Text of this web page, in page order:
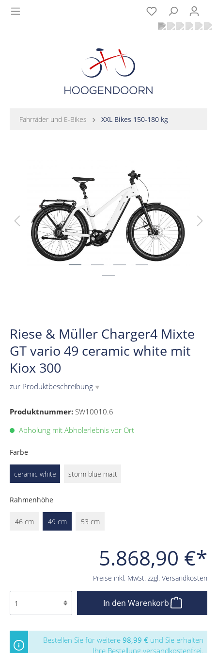
Fahrräder und E-Bikes XXL Bikes 150-180 kg
Riese & Müller Charger4 Mixte
GT vario 49 ceramic white mit
Kiox 300
zur Produktbeschreibung ▼
Produktnummer: SW10010.6
5.868,90 €*
Preise inkl. MwSt. zzgl. Versandkosten
Abholung mit Abholerlebnis vor Ort
Farbe
ceramic white storm blue matt
Rahmenhöhe
46 cm 49 cm 53 cm
In den Warenkorb
Bestellen Sie für weitere 98,99 € und Sie erhalten
Ihre Bestellung versandkostenfrei.